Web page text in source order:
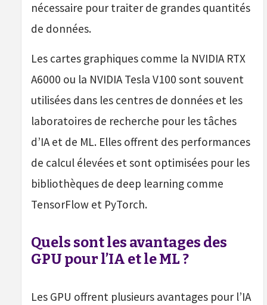
nécessaire pour traiter de grandes quantités
de données.
Les cartes graphiques comme la NVIDIA RTX
A6000 ou la NVIDIA Tesla V100 sont souvent
utilisées dans les centres de données et les
laboratoires de recherche pour les tâches
d’IA et de ML. Elles offrent des performances
de calcul élevées et sont optimisées pour les
bibliothèques de deep learning comme
TensorFlow et PyTorch.
Quels sont les avantages des
GPU pour l’IA et le ML ?
Les GPU offrent plusieurs avantages pour l’IA